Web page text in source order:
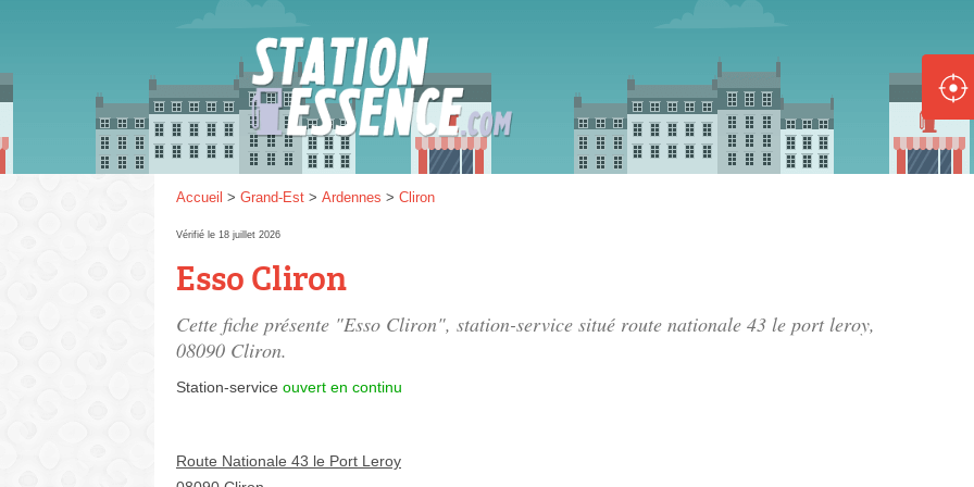
Accueil > Grand-Est > Ardennes > Cliron
Vérifié le 18 juillet 2026
Esso Cliron
Cette fiche présente "Esso Cliron", station-service situé route nationale 43 le port leroy,
08090 Cliron.
Station-service ouvert en continu
Route Nationale 43 le Port Leroy
Gazole :
Disponible Épuisé
SP 98 :
Disponible Épuisé